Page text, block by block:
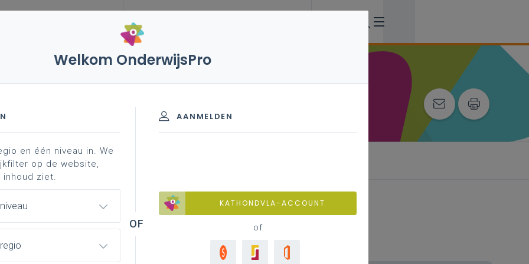
achtergrond
Welkom OnderwijsPro
AANMELDEN
KATHONDVLA-ACCOUNT
of
en één niveau in. We
op de website,
ziet.